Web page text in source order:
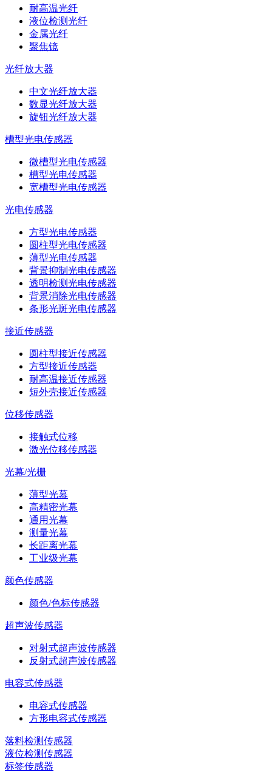
耐高温光纤
液位检测光纤
金属光纤
聚焦镜
光纤放大器
中文光纤放大器
数显光纤放大器
旋钮光纤放大器
槽型光电传感器
微槽型光电传感器
槽型光电传感器
宽槽型光电传感器
光电传感器
方型光电传感器
圆柱型光电传感器
薄型光电传感器
背景抑制光电传感器
透明检测光电传感器
背景消除光电传感器
条形光斑光电传感器
接近传感器
圆柱型接近传感器
方型接近传感器
耐高温接近传感器
短外壳接近传感器
位移传感器
接触式位移
激光位移传感器
光幕/光栅
薄型光幕
高精密光幕
通用光幕
测量光幕
长距离光幕
工业级光幕
颜色传感器
颜色/色标传感器
超声波传感器
对射式超声波传感器
反射式超声波传感器
电容式传感器
电容式传感器
方形电容式传感器
落料检测传感器
液位检测传感器
标签传感器